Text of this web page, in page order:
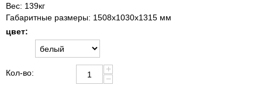
Вес: 139кг
Габаритные размеры: 1508х1030х1315 мм
цвет:
Кол-во:
+
−